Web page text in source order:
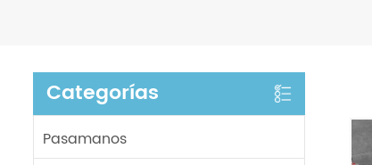
Categorías
Pasamanos